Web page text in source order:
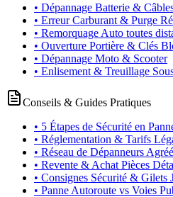
• Dépannage Batterie &
• Erreur Carburant & Purge
• Remorquage Auto toutes
• Ouverture Portière & Clés
• Dépannage Moto & Scooter
• Enlisement & Treuillage
Conseils & Guides Pratiques
• 5 Étapes de Sécurité en
• Réglementation & Tarifs
• Réseau de Dépanneurs
• Revente & Achat Pièces
• Consignes Sécurité & Gilets
• Panne Autoroute vs Voies